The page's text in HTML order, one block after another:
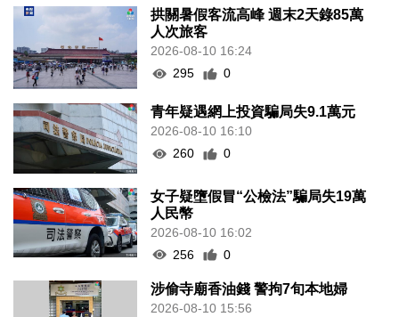
拱關暑假客流高峰 週末2天錄85萬
人次旅客
2026-08-10 16:24
295
0
青年疑遇網上投資騙局失9.1萬元
2026-08-10 16:10
260
0
女子疑墮假冒“公檢法”騙局失19萬
人民幣
2026-08-10 16:02
256
0
涉偷寺廟香油錢 警拘7旬本地婦
2026-08-10 15:56